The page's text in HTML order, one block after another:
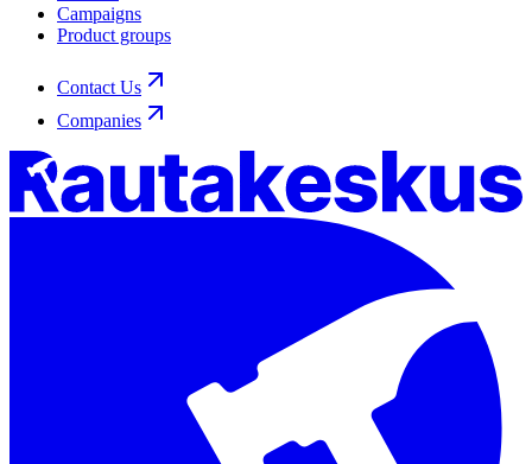
Campaigns
Product groups
Contact Us
Companies